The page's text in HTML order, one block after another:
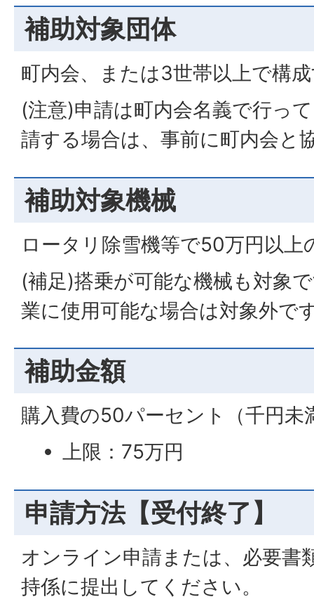
補助対象団体
町内会、または3世帯以上で構
(注意)申請は町内会名義で行っ
請する場合は、事前に町内会と
補助対象機械
ロータリ除雪機等で50万円以上
(補足)搭乗が可能な機械も対象
業に使用可能な場合は対象外で
補助金額
購入費の50パーセント（千円未
上限：75万円
申請方法【受付終了】
オンライン申請または、必要書
持係に提出してください。